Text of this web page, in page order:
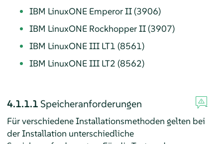
IBM LinuxONE Emperor II (3906)
IBM LinuxONE Rockhopper II (3907)
IBM LinuxONE III LT1 (8561)
IBM LinuxONE III LT2 (8562)
4.1.1.1 Speicheranforderungen
Für verschiedene Installationsmethoden gelten bei
der Installation unterschiedliche